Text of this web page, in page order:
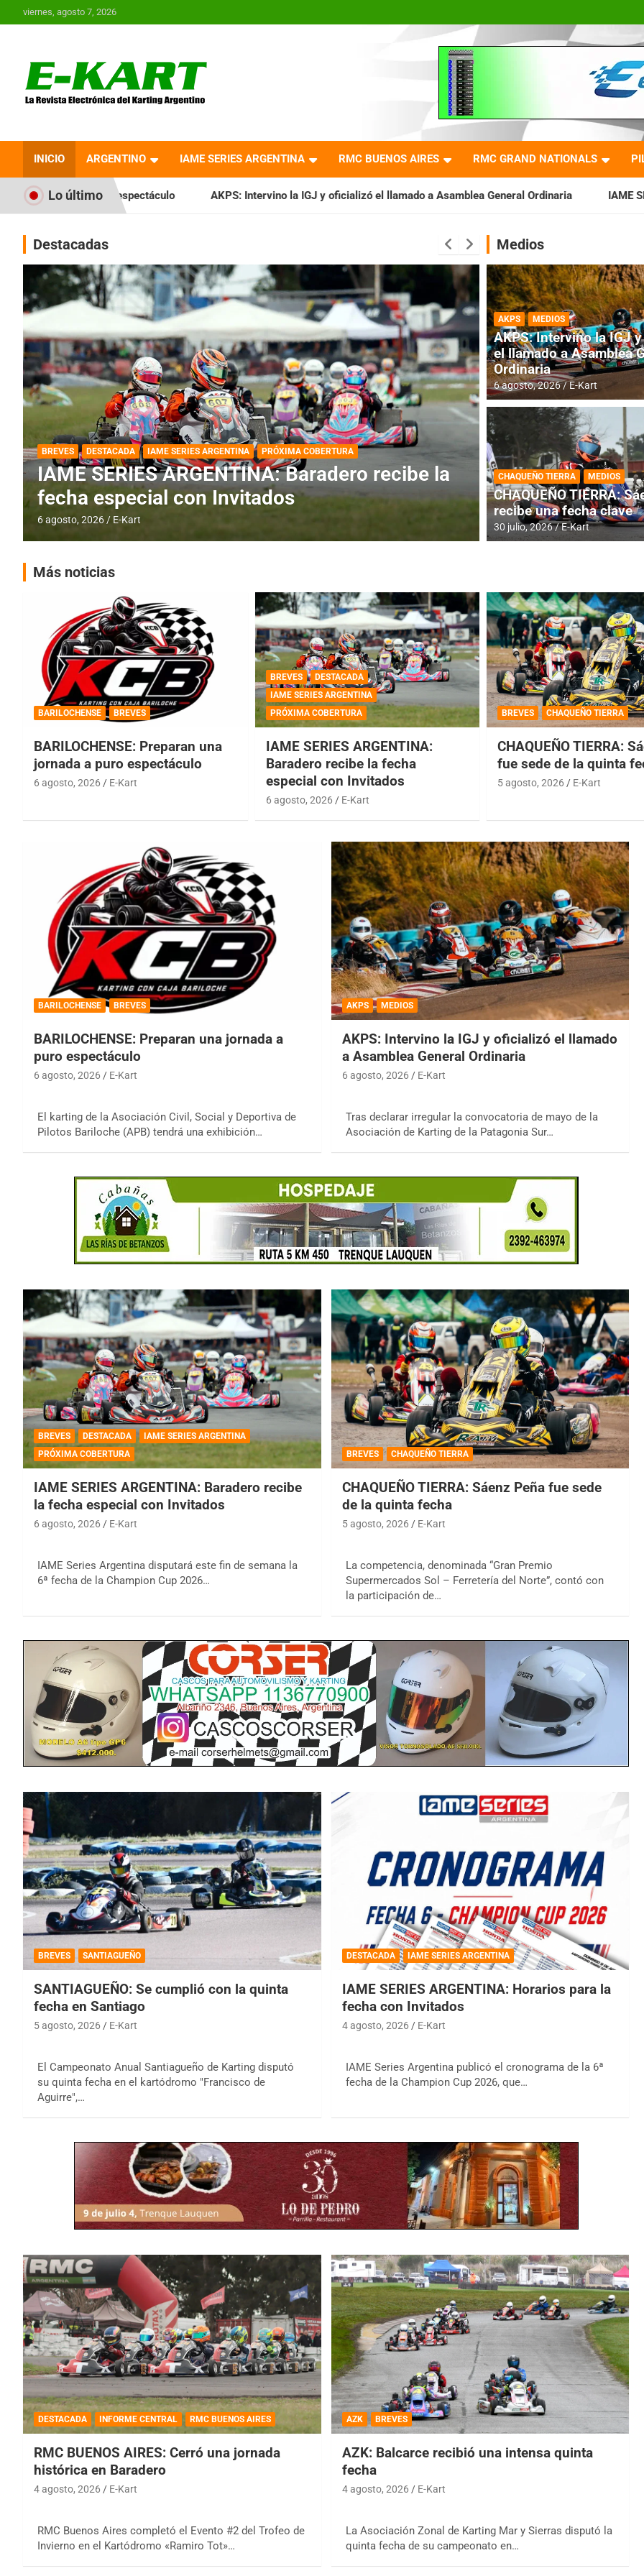
al
viernes, agosto 7, 2026
Revista Electrónica del
Karting en Argentina
INICIO ARGENTINO IAME SERIES ARGENTINA RMC BUENOS AIRES RMC GRAND NATIONALS
Lo último
espectáculo AKPS: Intervino la IGJ y oficializó el llamado a Asamblea General Ordinaria IAME SERIES ARGENTINA:
Destacadas
DESTACADA IAME SERIES ARGENTINA
IAME SERIES ARGENTINA: Horarios para la
fecha con Invitados
4 agosto, 2026 E-Kart
DESTACADA INFORME CENTRAL
RMC BUENOS
histórica en
4 agosto, 2026 E-Kart
Medios
AKPS MEDIOS
AKPS: Intervino la IGJ
el llamado a Asamblea
Ordinaria
6 agosto, 2026 E-Kart
CHAQUEÑO TIERRA MEDIOS
CHAQUEÑO TIERRA:
recibe una fecha clave
30 julio, 2026 E-Kart
Más noticias
BARILOCHENSE BREVES
BARILOCHENSE: Preparan una
jornada a puro espectáculo
6 agosto, 2026 E-Kart
BREVES
DESTACADA
IAME SERIES ARGENTINA
PRÓXIMA COBERTURA
IAME SERIES ARGENTINA:
Baradero recibe la fecha
especial con Invitados
6 agosto, 2026 E-Kart
BREVES CHAQUEÑO TIERRA
CHAQUEÑO TIERRA:
fue sede de la quinta
5 agosto, 2026 E-Kart
BARILOCHENSE BREVES
BARILOCHENSE: Preparan una jornada a
puro espectáculo
6 agosto, 2026 E-Kart
El karting de la Asociación Civil, Social y Deportiva de
Pilotos Bariloche (APB) tendrá una exhibición…
AKPS MEDIOS
AKPS: Intervino la IGJ y oficializó el llamado
a Asamblea General Ordinaria
6 agosto, 2026 E-Kart
Tras declarar irregular la convocatoria de mayo de la
Asociación de Karting de la Patagonia Sur…
BREVES DESTACADA
IAME SERIES ARGENTINA
PRÓXIMA COBERTURA
IAME SERIES ARGENTINA: Baradero recibe
la fecha especial con Invitados
6 agosto, 2026 E-Kart
IAME Series Argentina disputará este fin de semana la
6ª fecha de la Champion Cup 2026…
BREVES CHAQUEÑO TIERRA
CHAQUEÑO TIERRA: Sáenz Peña fue sede
de la quinta fecha
5 agosto, 2026 E-Kart
La competencia, denominada “Gran Premio
Supermercados Sol – Ferretería del Norte”, contó con
la participación de…
BREVES SANTIAGUEÑO
SANTIAGUEÑO: Se cumplió con la quinta
fecha en Santiago
5 agosto, 2026 E-Kart
El Campeonato Anual Santiagueño de Karting disputó
su quinta fecha en el kartódromo "Francisco de
Aguirre",…
DESTACADA IAME SERIES ARGENTINA
IAME SERIES ARGENTINA: Horarios para la
fecha con Invitados
4 agosto, 2026 E-Kart
IAME Series Argentina publicó el cronograma de la 6ª
fecha de la Champion Cup 2026, que…
DESTACADA INFORME CENTRAL RMC BUENOS AIRES
RMC BUENOS AIRES: Cerró una jornada
histórica en Baradero
4 agosto, 2026 E-Kart
RMC Buenos Aires completó el Evento #2 del Trofeo de
Invierno en el Kartódromo «Ramiro Tot»…
AZK BREVES
AZK: Balcarce recibió una intensa quinta
fecha
4 agosto, 2026 E-Kart
La Asociación Zonal de Karting Mar y Sierras disputó la
quinta fecha de su campeonato en…